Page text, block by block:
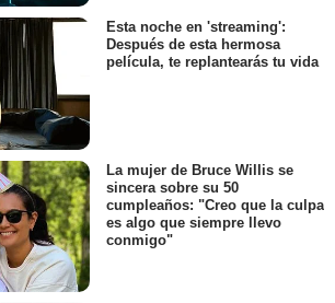
Esta noche en 'streaming':
Después de esta hermosa
película, te replantearás tu vida
La mujer de Bruce Willis se
sincera sobre su 50
cumpleaños: "Creo que la culpa
es algo que siempre llevo
conmigo"